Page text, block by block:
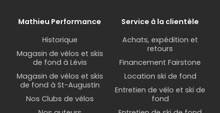
Mathieu Performance
Historique
Magasin de vélos et skis
de fond à Lévis
Magasin de vélos et skis
de fond à St-Augustin
Nos Clubs de vélos
Service à la clientèle
Achats, expédition et
retours
Financement Fairstone
Location ski de fond
Entretien de vélo et ski de
fond